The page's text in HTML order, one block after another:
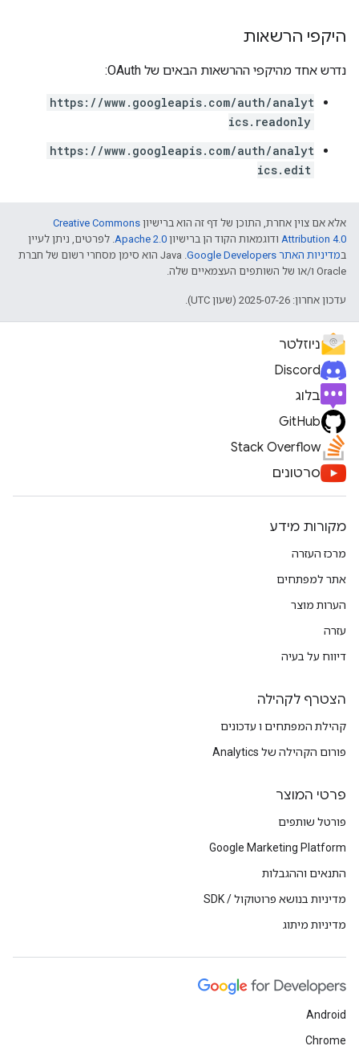
היקפי הרשאות
נדרש אחד מהיקפי ההרשאות הבאים של OAuth:
https://www.googleapis.com/auth/analyt
ics.readonly
https://www.googleapis.com/auth/analyt
ics.edit
אלא אם צוין אחרת, התוכן של דף זה הוא ברישיון Creative Commons
Attribution 4.0 ודוגמאות הקוד הן ברישיון Apache 2.0. לפרטים, ניתן לעיין
במדיניות האתר Google Developers‏
.‏ Java הוא סימן מסחרי רשום של חברת
Oracle ו/או של השותפים העצמאיים שלה.
עדכון אחרון: 2025-07-26 (שעון UTC).
ניוזלטר
Discord
בלוג
GitHub
Stack Overflow
סרטונים
מקורות מידע
מרכז העזרה
אתר למפתחים
הערות מוצר
עזרה
דיווח על בעיה
הצטרף לקהילה
קהילת המפתחים ו עדכונים
פורום הקהילה של Analytics
פרטי המוצר
פורטל שותפים
Google Marketing Platform
התנאים וההגבלות
מדיניות בנושא פרוטוקול / SDK
מדיניות מיתוג
Android
Chrome